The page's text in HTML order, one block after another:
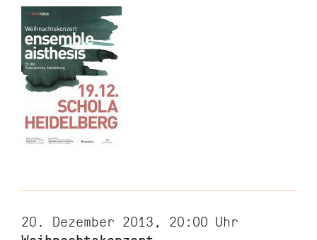
20. Dezember 2013, 20:00 Uhr